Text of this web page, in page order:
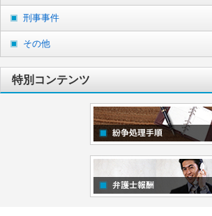
刑事事件
その他
特別コンテンツ